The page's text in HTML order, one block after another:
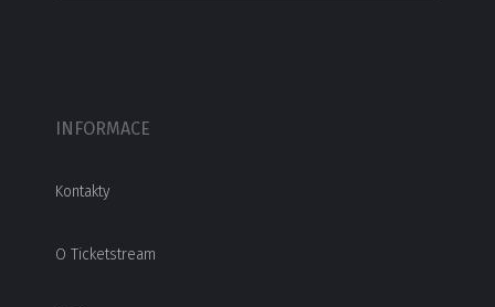
INFORMACE
Kontakty
O Ticketstream